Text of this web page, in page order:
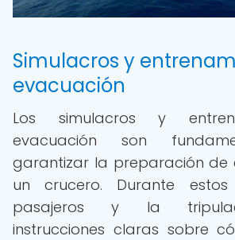
Simulacros y
evacuación
Los simulacros y
evacuación son
garantizar la preparación de
un crucero. Durante estos
pasajeros y la
instrucciones claras sobre